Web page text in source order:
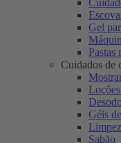
Gel
Pastas
Cuidados de
Géis
Sabão